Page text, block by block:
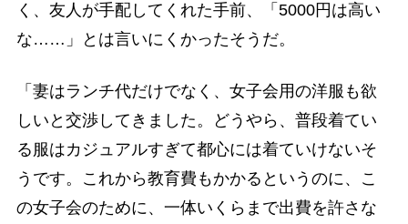
く、友人が手配してくれた手前、「5000円は高い
な……」とは言いにくかったそうだ。
「妻はランチ代だけでなく、女子会用の洋服も欲
しいと交渉してきました。どうやら、普段着てい
る服はカジュアルすぎて都心には着ていけないそ
うです。これから教育費もかかるというのに、こ
の女子会のために、一体いくらまで出費を許さな